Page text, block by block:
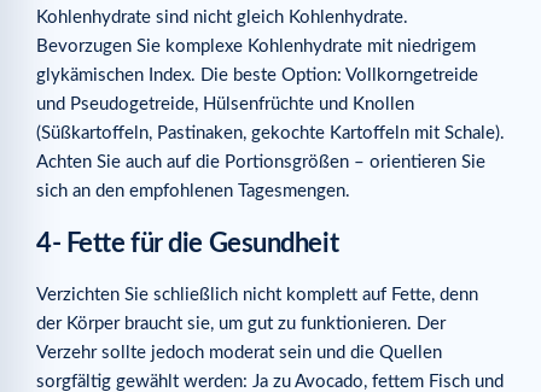
Kohlenhydrate sind nicht gleich Kohlenhydrate.
Bevorzugen Sie komplexe Kohlenhydrate mit niedrigem
glykämischen Index. Die beste Option: Vollkorngetreide
und Pseudogetreide, Hülsenfrüchte und Knollen
(Süßkartoffeln, Pastinaken, gekochte Kartoffeln mit Schale).
Achten Sie auch auf die Portionsgrößen – orientieren Sie
sich an den empfohlenen Tagesmengen.
4- Fette für die Gesundheit
Verzichten Sie schließlich nicht komplett auf Fette, denn
der Körper braucht sie, um gut zu funktionieren. Der
Verzehr sollte jedoch moderat sein und die Quellen
sorgfältig gewählt werden: Ja zu Avocado, fettem Fisch und